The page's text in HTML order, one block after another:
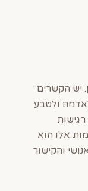
יש הקשרים
ולטבע
אלו הוא
והקישור